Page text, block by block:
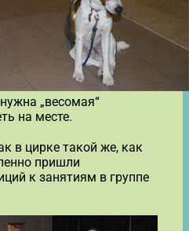
„весомая“
на месте.
в цирке такой же, как
пришли
к занятиям в группе